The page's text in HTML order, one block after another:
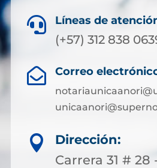
 Líneas de
(+57) 312 838
 Correo

Dirección:
Carrera 31 # 28